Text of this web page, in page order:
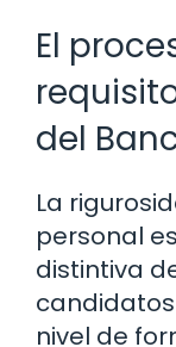
El
del
La
personal
distintiva
nivel de